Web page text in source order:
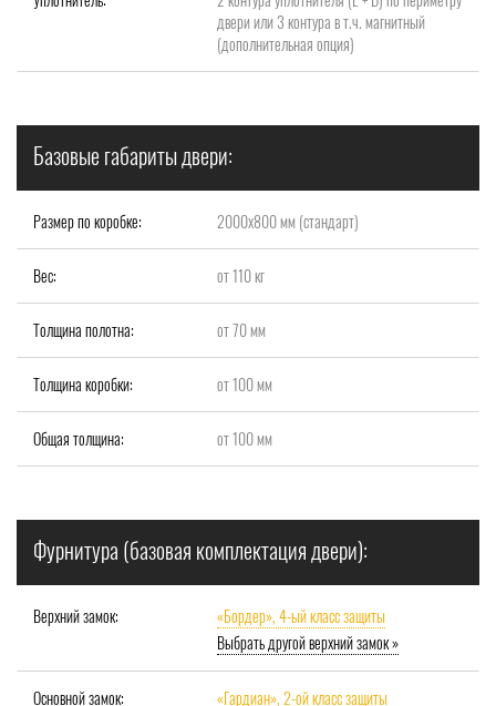
двери или 3 контура в т.ч. магнитный
(дополнительная опция)
Базовые габариты двери:
Размер по коробке: 2000x800 мм (стандарт)
Вес: от 110 кг
Толщина полотна: от 70 мм
Толщина коробки: от 100 мм
Общая толщина: от 100 мм
Фурнитура (базовая комплектация двери):
Верхний замок:
«Бордер», 4-ый класс защиты
Выбрать другой верхний замок »
Основной замок: «Гардиан», 2-ой класс защиты